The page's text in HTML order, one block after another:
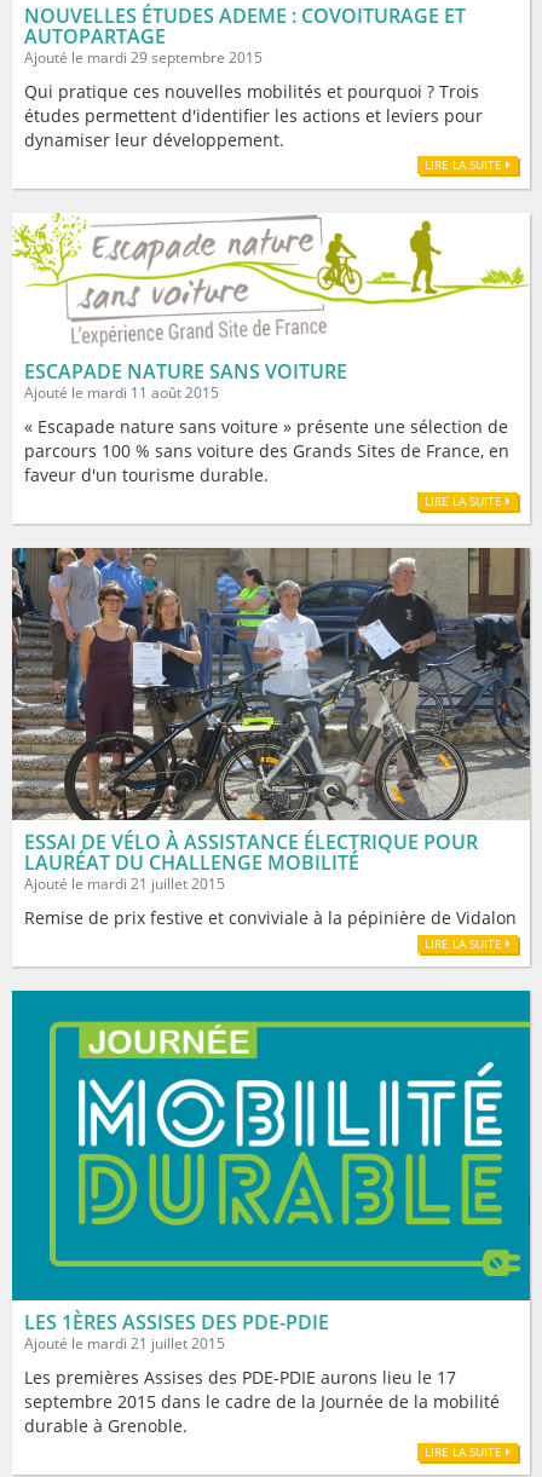
NOUVELLES ÉTUDES ADEME : COVOITURAGE ET
AUTOPARTAGE
Ajouté le mardi 29 septembre 2015
Qui pratique ces nouvelles mobilités et pourquoi ? Trois
études permettent d'identifier les actions et leviers pour
dynamiser leur développement.
LIRE LA SUITE
ESCAPADE NATURE SANS VOITURE
Ajouté le mardi 11 août 2015
« Escapade nature sans voiture » présente une sélection de
parcours 100 % sans voiture des Grands Sites de France, en
faveur d'un tourisme durable.
LIRE LA SUITE
ESSAI DE VÉLO À ASSISTANCE ÉLECTRIQUE POUR
LAURÉAT DU CHALLENGE MOBILITÉ
Ajouté le mardi 21 juillet 2015
Remise de prix festive et conviviale à la pépinière de Vidalon
LIRE LA SUITE
LES 1ÈRES ASSISES DES PDE-PDIE
Ajouté le mardi 21 juillet 2015
Les premières Assises des PDE-PDIE aurons lieu le 17
septembre 2015 dans le cadre de la Journée de la mobilité
durable à Grenoble.
LIRE LA SUITE